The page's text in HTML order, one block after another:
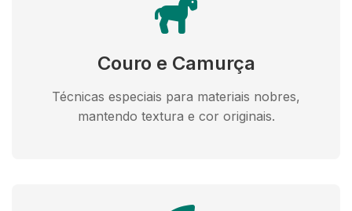
Couro e Camurça
Técnicas especiais para materiais nobres,
mantendo textura e cor originais.